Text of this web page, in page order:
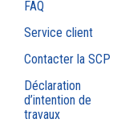
FAQ
Service client
Contacter la SCP
Déclaration
d’intention de
travaux